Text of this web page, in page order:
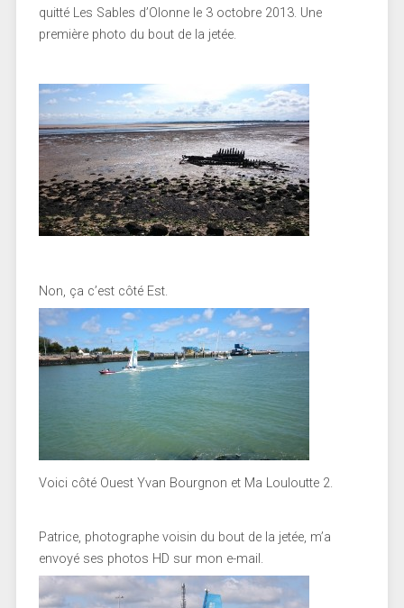
quitté Les Sables d’Olonne le 3 octobre 2013. Une
première photo du bout de la jetée.
Non, ça c’est côté Est.
Voici côté Ouest Yvan Bourgnon et Ma Louloutte 2.
Patrice, photographe voisin du bout de la jetée, m’a
envoyé ses photos HD sur mon e-mail.